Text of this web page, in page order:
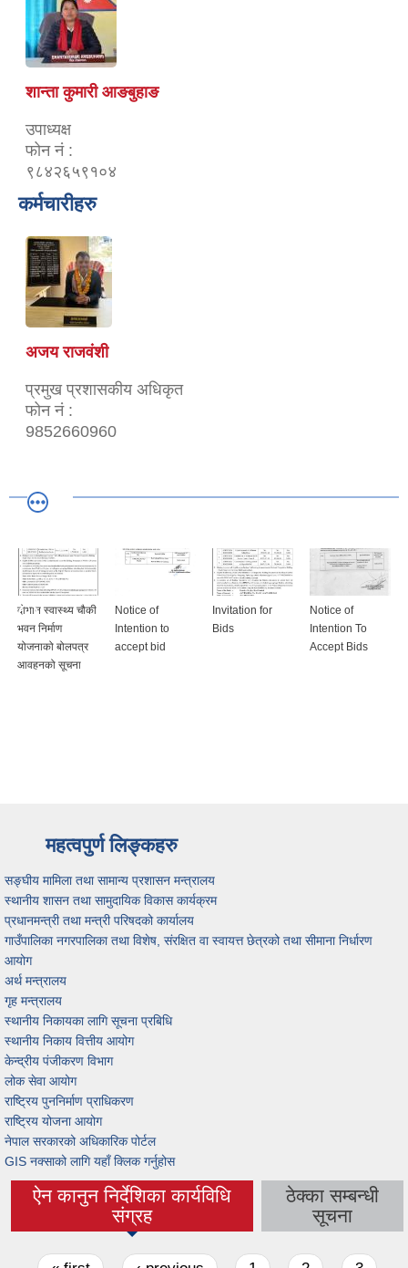
शान्ता कुमारी आङबुहाङ
उपाध्यक्ष
फोन नं :
९८४२६५९१०४
कर्मचारीहरु
अजय राजवंशी
प्रमुख प्रशासकीय अधिकृत
फोन नं :
9852660960
दोभान स्वास्थ्य चौकी
भवन निर्माण
योजनाको बोलपत्र
आवहनको सूचना
Notice of
Intention to
accept bid
Invitation for
Bids
Notice of
Intention To
Accept Bids
महत्वपुर्ण लिङ्कहरु
सङ्घीय मामिला तथा सामान्य प्रशासन मन्त्रालय
स्थानीय शासन तथा सामुदायिक विकास कार्यक्रम
प्रधानमन्त्री तथा मन्त्री परिषदको कार्यालय
गाउँपालिका नगरपालिका तथा विशेष, संरक्षित वा स्वायत्त छेत्रको तथा सीमाना निर्धारण
आयोग
अर्थ मन्त्रालय
गृह मन्त्रालय
स्थानीय निकायका लागि सूचना प्रबिधि
स्थानीय निकाय वित्तीय आयोग
केन्द्रीय पंजीकरण विभाग
लोक सेवा आयोग
राष्ट्रिय पुननिर्माण प्राधिकरण
राष्ट्रिय योजना आयोग
नेपाल सरकारको अधिकारिक पोर्टल
GIS नक्साको लागि यहाँ क्लिक गर्नुहोस
ऐन कानुन निर्देशिका कार्यविधि
संग्रह
(active tab)
ठेक्का सम्बन्धी
सूचना